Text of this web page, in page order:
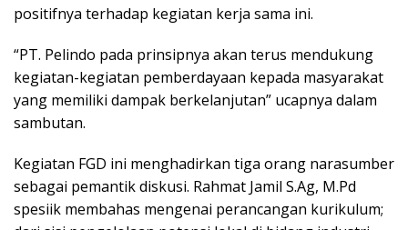
positifnya terhadap kegiatan kerja sama ini.
“PT. Pelindo pada prinsipnya akan terus mendukung
kegiatan-kegiatan pemberdayaan kepada masyarakat
yang memiliki dampak berkelanjutan” ucapnya dalam
sambutan.
Kegiatan FGD ini menghadirkan tiga orang narasumber
sebagai pemantik diskusi. Rahmat Jamil S.Ag, M.Pd
spesiik membahas mengenai perancangan kurikulum;